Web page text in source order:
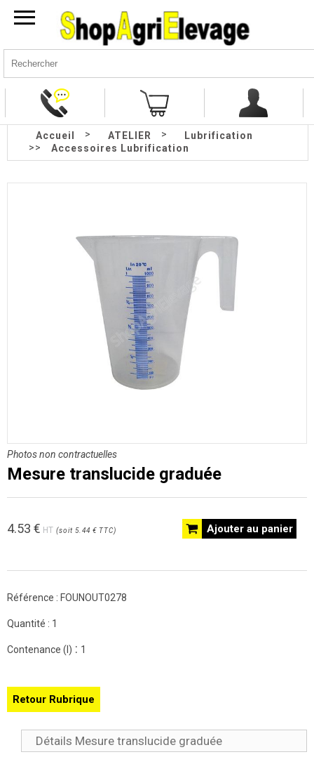
Accueil > ATELIER >
Lubrification
>>
Accessoires Lubrification
Photos non contractuelles
Mesure translucide graduée
Ajouter au panier
4.53 € HT (soit 5.44 € TTC)
Référence : FOUNOUT0278
Quantité : 1
Contenance (l) : 1
Retour Rubrique
Détails Mesure translucide graduée